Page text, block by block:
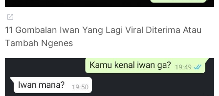
11 Gombalan Iwan Yang Lagi Viral Diterima Atau
Tambah Ngenes